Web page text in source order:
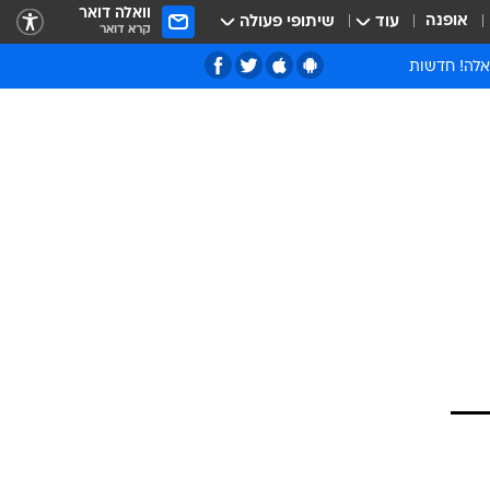
אופנה עוד שיתופי פעולה וואלה דואר
קרא דואר
חדשות